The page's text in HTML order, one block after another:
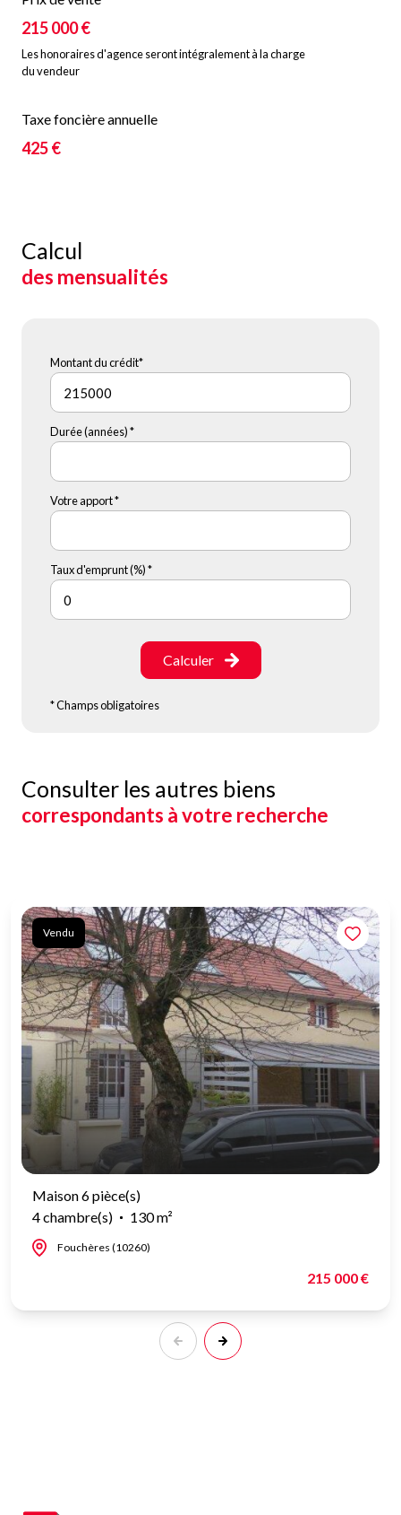
215 000 €
Les honoraires d'agence seront intégralement à la charge
du vendeur
Taxe foncière annuelle
425 €
Calcul
des mensualités
Montant du crédit*
Durée (années) *
Votre apport *
Taux d'emprunt (%) *
Calculer
* Champs obligatoires
Consulter les autres biens
correspondants à votre recherche
Vendu
Maison 6 pièce(s)
4 chambre(s)
130 m²
Fouchères (10260)
215 000 €